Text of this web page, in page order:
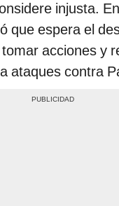
injusta.
que espera el
acciones y
ataques contra